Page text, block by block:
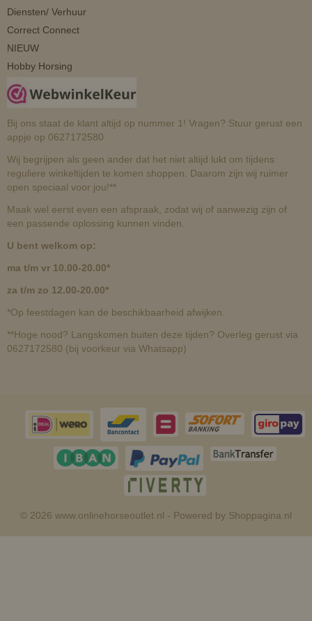
Diensten/ Verhuur
Correct Connect
NIEUW
Hobby Horsing
Bij ons staat de klant altijd op nummer 1! Vragen? Stuur gerust een
appje op 0627172580
Wij begrijpen als geen ander dat het niet altijd lukt om tijdens
reguliere winkeltijden te komen shoppen. Daarom zijn wij ruimer
open speciaal voor jou!**
Maak wel eerst even een afspraak, zodat wij of aanwezig zijn of
een passende oplossing kunnen vinden.
U bent welkom op:
ma t/m vr 10.00-20.00*
za t/m zo 12.00-20.00*
*Op feestdagen kan de beschikbaarheid afwijken.
**Hoge nood? Langskomen buiten deze tijden? Overleg gerust via
0627172580 (bij voorkeur via Whatsapp)
© 2026 www.onlinehorseoutlet.nl - Powered by Shoppagina.nl